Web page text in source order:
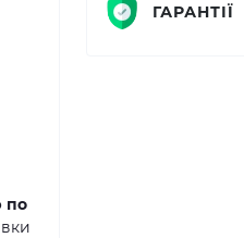
по
ГАРАНТІЇ